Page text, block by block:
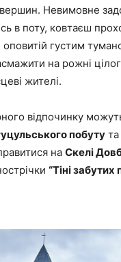
вершин. Невимовне
в поту, ковтаєш
оповитій густим
на рожні
жителі.
відпочинку
побуту
на Скелі
“Тіні забутих